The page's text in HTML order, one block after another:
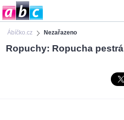
Ábíčko.cz Nezařazeno
Ropuchy: Ropucha pestrá